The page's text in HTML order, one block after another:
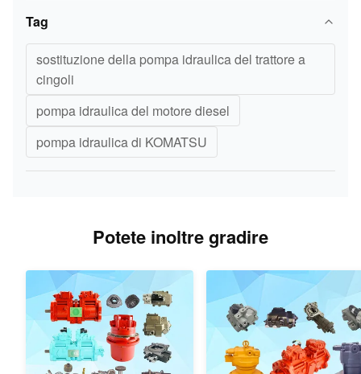
o
1120
10
61-
1130
GUARNIZIONE
(K2) KOMATSU
0,009
11
01236-
VITE KOMATSU
00312
KOMATSU
13
07000-
03040
GIUNTO
CIRCOLARE (K1,
K2) KOMATSU
Cina
0,002
chilogrammi.
Tag
sostituzione della pompa idraulica del trattore a
cingoli
pompa idraulica del motore diesel
pompa idraulica di KOMATSU
Potete inoltre gradire